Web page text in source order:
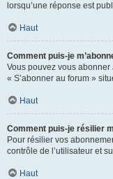
lorsqu’une réponse est
Haut
Comment puis-je
Vous pouvez vous
« S’abonner au forum »
Haut
Comment puis-je résilier
Pour résilier vos
contrôle de l’utilisateur et
Haut